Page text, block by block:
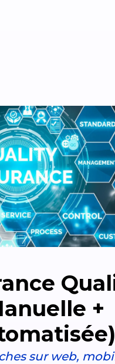
+
sur web,